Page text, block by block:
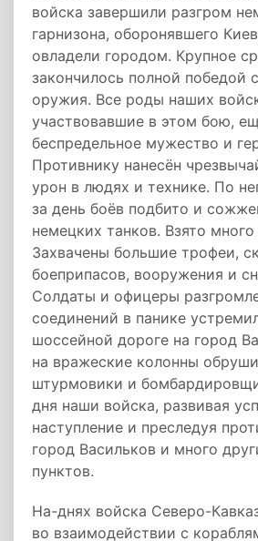
войска завершили разгром
гарнизона, оборонявшего
овладели городом. Крупное
закончилось полной победой
оружия. Все роды наших
участвовавшие в этом бою,
беспредельное мужество и
Противнику нанесён
урон в людях и технике. По
за день боёв подбито и
немецких танков. Взято
Захвачены большие трофеи,
боеприпасов, вооружения и
Солдаты и офицеры
соединений в панике
шоссейной дороге на город
на вражеские колонны
штурмовики и
дня наши войска, развивая
наступление и преследуя
город Васильков и много
пунктов.
На-днях войска Северо-
во взаимодействии с